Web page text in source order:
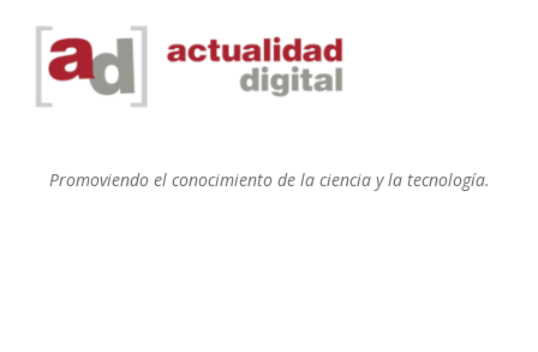
Promoviendo el conocimiento de la ciencia y la tecnología.